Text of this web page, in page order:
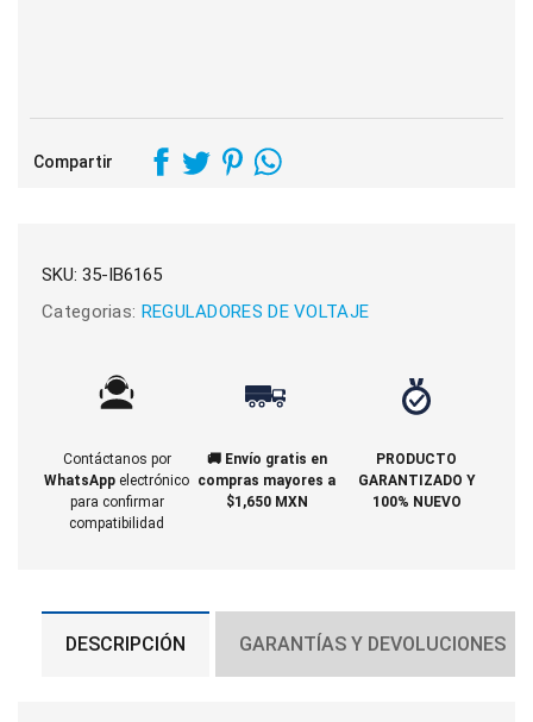
Compartir
SKU: 35-IB6165
Categorias: REGULADORES DE VOLTAJE
Contáctanos por
WhatsApp electrónico
para confirmar
compatibilidad
🚚 Envío gratis en
compras mayores a
$1,650 MXN
PRODUCTO
GARANTIZADO Y
100% NUEVO
DESCRIPCIÓN GARANTÍAS Y DEVOLUCIONES